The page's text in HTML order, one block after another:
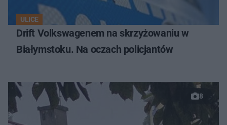
ULICE
Drift Volkswagenem na skrzyżowaniu w
Białymstoku. Na oczach policjantów
8